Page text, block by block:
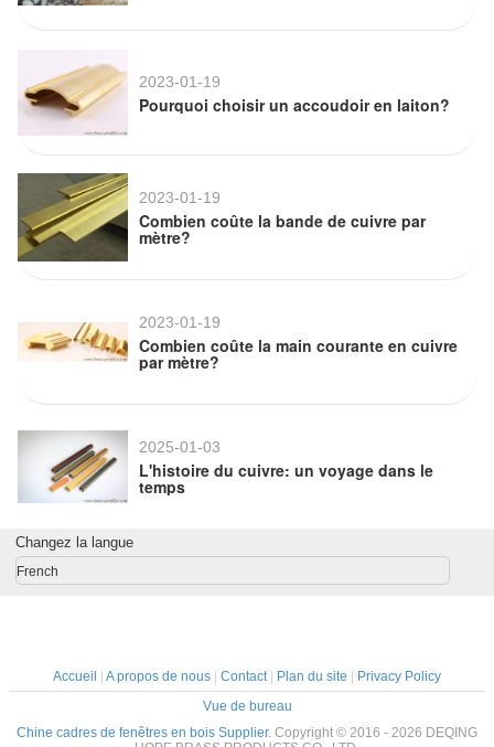
2023-01-19
Pourquoi choisir un accoudoir en laiton?
2023-01-19
Combien coûte la bande de cuivre par
mètre?
2023-01-19
Combien coûte la main courante en cuivre
par mètre?
2025-01-03
L'histoire du cuivre: un voyage dans le
temps
Changez la langue
French
Accueil A propos de nous Contact| Plan du site
Privacy Policy
Vue de bureau
Chine cadres de fenêtres en bois Supplier. Copyright © 2016 - 2026 DEQING